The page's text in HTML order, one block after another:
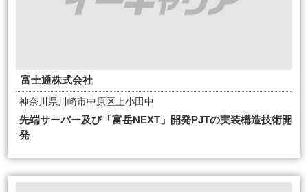
富士通株式会社
神奈川県川崎市中原区上小田中
先端サーバー及び「富岳NEXT」開発PJTの実装構造技術開
発